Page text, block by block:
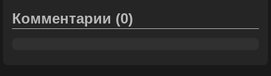
Комментарии (0)